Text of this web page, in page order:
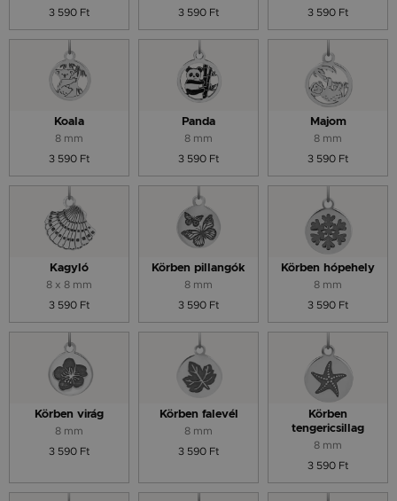
3 590 Ft
3 590 Ft
3 590 Ft
Koala
8 mm
3 590 Ft
Panda
8 mm
3 590 Ft
Majom
8 mm
3 590 Ft
Kagyló
8 x 8 mm
3 590 Ft
Körben pillangók
8 mm
3 590 Ft
Körben hópehely
8 mm
3 590 Ft
Körben virág
8 mm
3 590 Ft
Körben falevél
8 mm
3 590 Ft
Körben
tengericsillag
8 mm
3 590 Ft